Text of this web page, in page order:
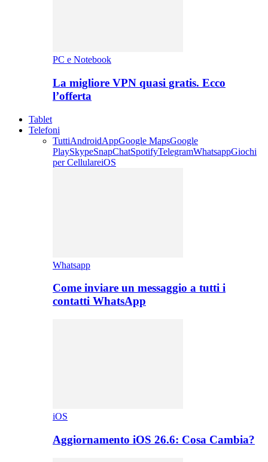
PC e Notebook
La migliore VPN quasi gratis. Ecco
l’offerta
Tablet
Telefoni
TuttiAndroidAppGoogle MapsGoogle
PlaySkypeSnapChatSpotifyTelegramWhatsappGiochi
per CellulareiOS
Whatsapp
Come inviare un messaggio a tutti i
contatti WhatsApp
iOS
Aggiornamento iOS 26.6: Cosa Cambia?